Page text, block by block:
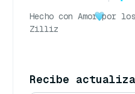
Hecho con Amor por
Zilliz
Recibe